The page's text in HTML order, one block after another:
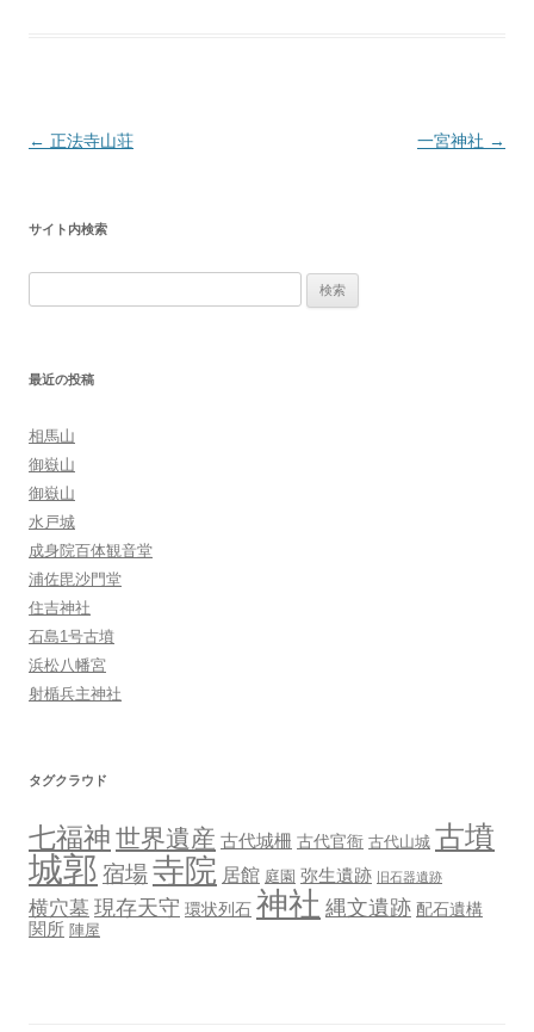
投
ビ
ゲ
ー
ョ
← 正法寺山荘 一宮神社 →
サイト内検索
最近の投稿
相馬山
御嶽山
御嶽山
水戸城
成身院百体観音堂
浦佐毘沙門堂
住吉神社
石島1号古墳
浜松八幡宮
射楯兵主神社
タグクラウド
七福神 世界遺産 古代城柵 古代官衙 古代山城 古墳
城郭 宿場寺院 居館 庭園 弥生遺跡 旧石器遺跡
横穴墓 現存天守 環状列石 神社 縄文遺跡 配石遺構
関所 陣屋